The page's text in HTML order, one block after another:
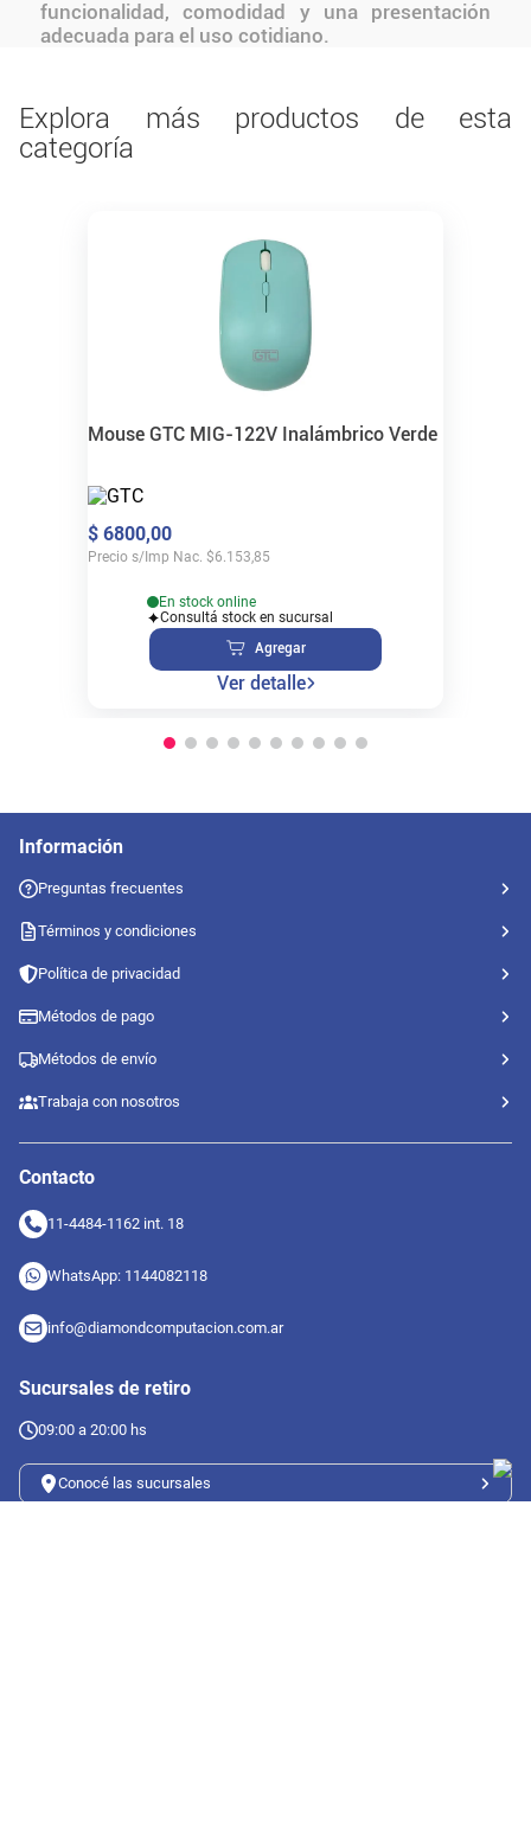
funcionalidad, comodidad y una presentación
adecuada para el uso cotidiano.
Explora más productos de esta
categoría
Mouse GTC MIG-122V Inalámbrico Verde
$ 6800,00
Precio s/Imp Nac. $6.153,85
En stock online
Consultá stock en sucursal
Agregar
Ver detalle
Información
Preguntas frecuentes
Términos y condiciones
Política de privacidad
Métodos de pago
Métodos de envío
Trabaja con nosotros
Contacto
11-4484-1162 int. 18
WhatsApp: 1144082118
info@diamondcomputacion.com.ar
Sucursales de retiro
09:00 a 20:00 hs
Conocé las sucursales